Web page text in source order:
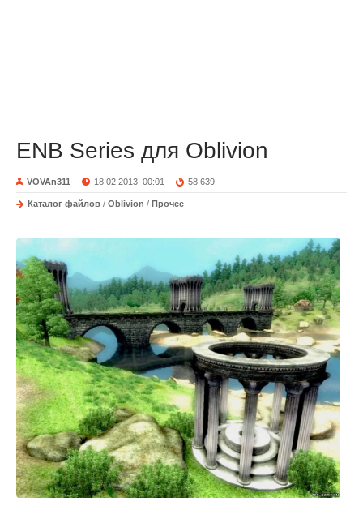
ENB Series для Oblivion
VOVAn311 18.02.2013, 00:01 58 639
Каталог файлов / Oblivion / Прочее